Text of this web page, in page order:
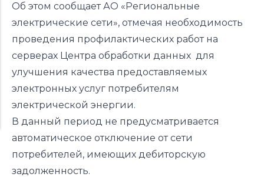
Об этом сообщает АО «Региональные
электрические сети», отмечая необходимость
проведения профилактических работ на
серверах Центра обработки данных для
улучшения качества предоставляемых
электронных услуг потребителям
электрической энергии.
В данный период не предусматривается
автоматическое отключение от сети
потребителей, имеющих дебиторскую
задолженность.